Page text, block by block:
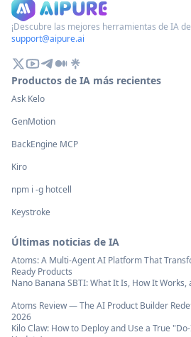
¡Descubre las mejores herramientas de IA
support@aipure.ai
Productos de IA más recientes
Ask Kelo
GenMotion
BackEngine MCP
Kiro
npm i -g hotcell
Keystroke
Últimas noticias de IA
Atoms: A Multi-Agent AI Platform That
Ready Products
Nano Banana SBTI: What It Is, How It
Atoms Review — The AI Product Builder
2026
Kilo Claw: How to Deploy and Use a True